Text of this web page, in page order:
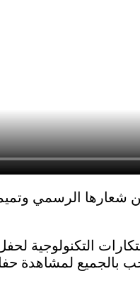
الربيع لعام الأرنب الصيني، وقد كشفت
الابتكارات